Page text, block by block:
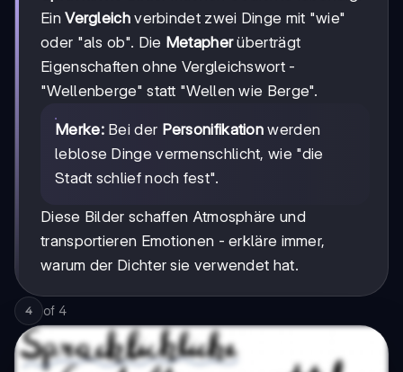
EinVergleichverbindet zwei Dinge mit "wie"
oder "als ob". Die Metapherüberträgt
Eigenschaften ohne Vergleichswort -
"Wellenberge" statt "Wellen wie Berge".
Merke:Bei der Personifikation werden
leblose Dinge vermenschlicht, wie "die
Stadt schlief noch fest".
Diese Bilder schaffen Atmosphäre und
transportieren Emotionen - erkläre immer,
warum der Dichter sie verwendet hat.
4 of 4